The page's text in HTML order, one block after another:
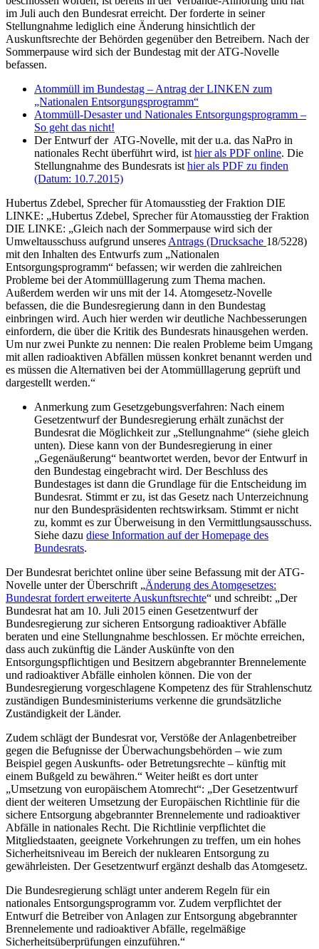
im Juli auch den Bundesrat erreicht. Der forderte in seiner
Stellungnahme lediglich eine Änderung hinsichtlich der
Auskunftsrechte der Behörden gegenüber den Betreibern. Nach der
Sommerpause wird sich der Bundestag mit der ATG-Novelle
befassen.
Atommüll im Bundestag – Antrag der LINKEN zum
„Nationalen Entsorgungsprogramm“
Atommüll-Desaster und Nationales Entsorgungsprogramm –
So geht das nicht!
Der Entwurf der ATG-Novelle, mit der u.a. das NaPro in
nationales Recht überführt wird, ist hier als PDF online. Die
Stellungnahme des Bundesrats ist hier als PDF zu finden
(Datum: 10.7.2015)
Hubertus Zdebel, Sprecher für Atomausstieg der Fraktion DIE
LINKE: „Hubertus Zdebel, Sprecher für Atomausstieg der Fraktion
DIE LINKE: „Gleich nach der Sommerpause wird sich der
Umweltausschuss aufgrund unseres Antrags (Drucksache 18/5228)
mit den Inhalten des Entwurfs zum „Nationalen
Entsorgungsprogramm“ befassen; wir werden die zahlreichen
Probleme bei der Atommülllagerung zum Thema machen.
Außerdem werden wir uns mit der 14. Atomgesetz-Novelle
befassen, die die Bundesregierung dann in den Bundestag
einbringen wird. Auch hier werden wir deutliche Nachbesserungen
einfordern, die über die Kritik des Bundesrats hinausgehen werden.
Um nur zwei Punkte zu nennen: Die realen Probleme beim Umgang
mit allen radioaktiven Abfällen müssen konkret benannt werden und
es müssen die Alternativen bei der Atommülllagerung geprüft und
dargestellt werden.“
Anmerkung zum Gesetzgebungsverfahren: Nach einem
Gesetzentwurf der Bundesregierung erhält zunächst der
Bundesrat die Möglichkeit zur „Stellungnahme“ (siehe gleich
unten). Diese kann von der Bundesregierung in einer
„Gegenäußerung“ beantwortet werden, bevor der Entwurf in
den Bundestag eingebracht wird. Der Beschluss des
Bundestages ist dann die Grundlage für die Entscheidung im
Bundesrat. Stimmt er zu, ist das Gesetz nach Unterzeichnung
nur den Bundespräsidenten rechtswirksam. Stimmt er nicht
zu, kommt es zur Überweisung in den Vermittlungsausschuss.
Siehe dazu diese Information auf der Homepage des
Bundesrats.
Der Bundesrat berichtet online über seine Befassung mit der ATG-
Novelle unter der Überschrift „Änderung des Atomgesetzes:
Bundesrat fordert erweiterte Auskunftsrechte“ und schreibt: „Der
Bundesrat hat am 10. Juli 2015 einen Gesetzentwurf der
Bundesregierung zur sicheren Entsorgung radioaktiver Abfälle
beraten und eine Stellungnahme beschlossen. Er möchte erreichen,
dass auch zukünftig die Länder Auskünfte von den
Entsorgungspflichtigen und Besitzern abgebrannter Brennelemente
und radioaktiver Abfälle einholen können. Die von der
Bundesregierung vorgeschlagene Kompetenz des für Strahlenschutz
zuständigen Bundesministeriums verkenne die grundsätzliche
Zuständigkeit der Länder.
Zudem schlägt der Bundesrat vor, Verstöße der Anlagenbetreiber
gegen die Befugnisse der Überwachungsbehörden – wie zum
Beispiel gegen Auskunfts- oder Betretungsrechte – künftig mit
einem Bußgeld zu bewähren.“ Weiter heißt es dort unter
„Umsetzung von europäischem Atomrecht“: „Der Gesetzentwurf
dient der weiteren Umsetzung der Europäischen Richtlinie für die
sichere Entsorgung abgebrannter Brennelemente und radioaktiver
Abfälle in nationales Recht. Die Richtlinie verpflichtet die
Mitgliedstaaten, geeignete Vorkehrungen zu treffen, um ein hohes
Sicherheitsniveau im Bereich der nuklearen Entsorgung zu
gewährleisten. Der Gesetzentwurf ergänzt deshalb das Atomgesetz.
Die Bundesregierung schlägt unter anderem Regeln für ein
nationales Entsorgungsprogramm vor. Zudem verpflichtet der
Entwurf die Betreiber von Anlagen zur Entsorgung abgebrannter
Brennelemente und radioaktiver Abfälle, regelmäßige
Sicherheitsüberprüfungen einzuführen.“